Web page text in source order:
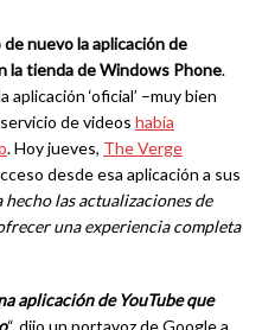
nuevo la aplicación de
la tienda de Windows Phone.
‘oficial’ –muy bien
de videos había
. Hoy jueves, The Verge
desde esa aplicación a sus
las actualizaciones de
una experiencia completa
aplicación de YouTube que
“, dijo un portavoz de Google a